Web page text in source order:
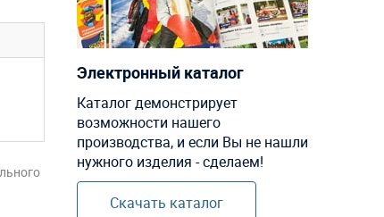
Электронный каталог
Каталог демонстрирует
возможности нашего
производства, и если Вы не нашли
нужного изделия - сделаем!
Скачать каталог